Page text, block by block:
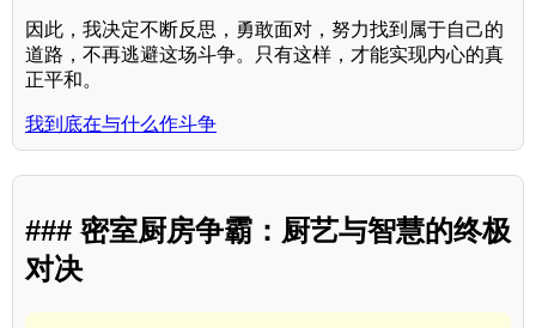
因此，我决定不断反思，勇敢面对，努力找到属于自己的
道路，不再逃避这场斗争。只有这样，才能实现内心的真
正平和。
我到底在与什么作斗争
### 密室厨房争霸：厨艺与智慧的终极
对决